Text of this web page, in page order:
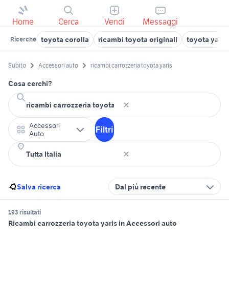
Home Cerca Vendi Messaggi
Ricerche toyota corolla ricambi toyota originali toyota yaris
Subito Accessori auto ricambi carrozzeria toyota yaris
Cosa cerchi?
Accessori
Auto
Filtri
Salva ricerca Dal più recente
193 risultati
Ricambi carrozzeria toyota yaris in Accessori auto